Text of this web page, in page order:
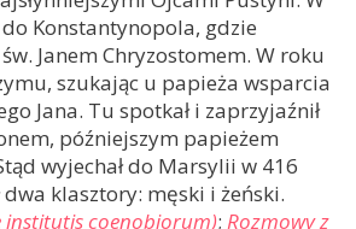
Konstantynopola, gdzie
Janem Chryzostomem. W roku
szukając u papieża wsparcia
Jana. Tu spotkał i zaprzyjaźnił
późniejszym papieżem
wyjechał do Marsylii w 416
dwa klasztory: męski i żeński.
institutis coenobiorum); Rozmowy z